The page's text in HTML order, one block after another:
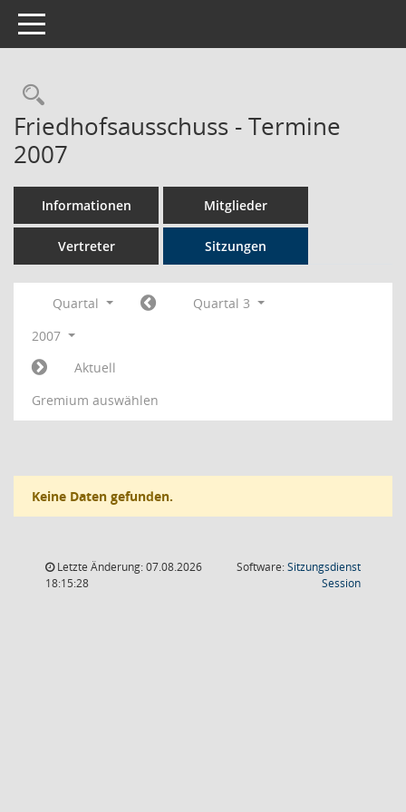
Toggle navigation
Rechercheauswahl
Friedhofsausschuss - Termine
2007
Informationen Mitglieder
Vertreter Sitzungen
Quartal
Quartal 3
2007
Aktuell
Gremium auswählen
Keine Daten gefunden.
Letzte Änderung: 07.08.2026
18:15:28
Software:Sitzungsdienst
Session(Wird in